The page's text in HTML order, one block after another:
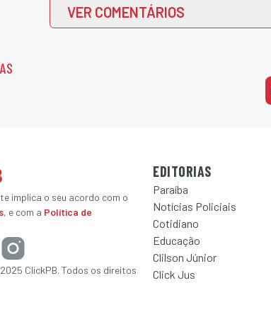
VER COMENTÁRIOS
implica o seu acordo com o
, e com a Política de
ClickPB. Todos os direitos
EDITORIAS
Paraíba
Notícias Policiais
Cotidiano
Educação
Clilson Júnior
Click Jus